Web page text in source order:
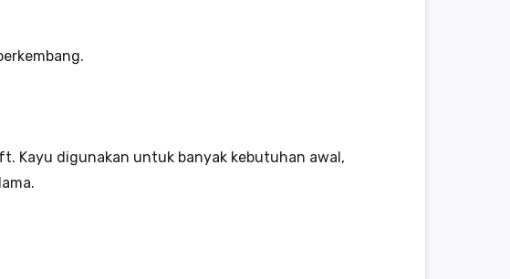
Kayu digunakan untuk banyak kebutuhan awal,